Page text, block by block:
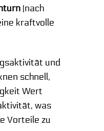
(nach
kraftvolle
und
schnell,
Wert
was
Vorteile zu